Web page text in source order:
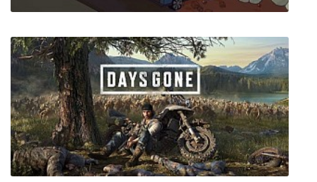
Traction Control